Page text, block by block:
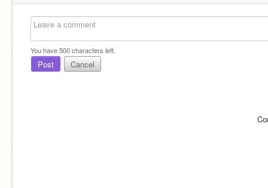
You have500characters left.
Post Cancel